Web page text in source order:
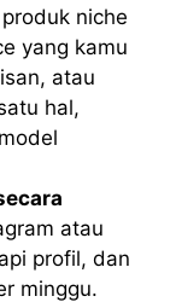
niche
yang kamu
atau
hal,
atau
profil, dan
minggu.